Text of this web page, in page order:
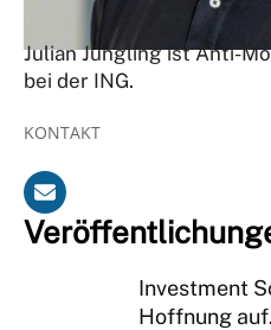
Julian Jüngling ist Anti-
bei der ING.
KONTAKT
Investment
Hoffnung